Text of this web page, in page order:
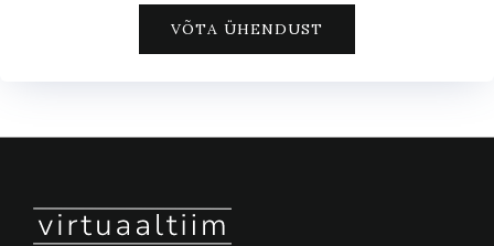
VÕTA ÜHENDUST